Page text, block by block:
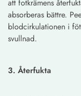
att fotkrämens
absorberas bättre.
blodcirkulationen i
svullnad.
3. Återfukta